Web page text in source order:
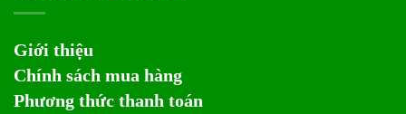
Giới thiệu
Chính sách mua hàng
Phương thức thanh toán